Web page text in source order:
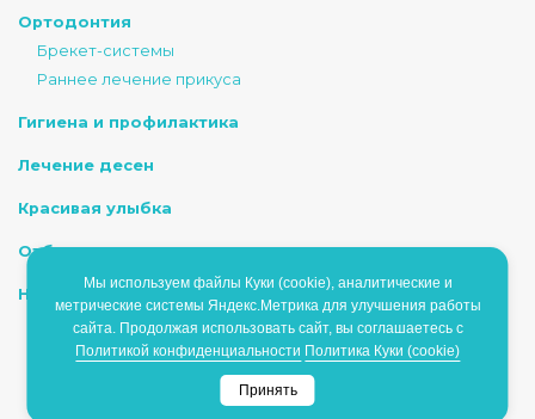
Ортодонтия
Брекет-системы
Раннее лечение прикуса
Гигиена и профилактика
Лечение десен
Красивая улыбка
Отбеливание
Наркоз/Седация
ИМЕЮТСЯ ПРОТИВОПОКАЗАНИЯ, НЕОБХОДИМО
ПРОКОНСУЛЬТИРОВАТЬСЯ СО СПЕЦИАЛИСТОМ
Мы используем файлы Куки (cookie), аналитические и
метрические системы Яндекс.Метрика для улучшения работы
сайта. Продолжая использовать сайт, вы соглашаетесь с
Политикой конфиденциальности Политика Куки (cookie)
Принять